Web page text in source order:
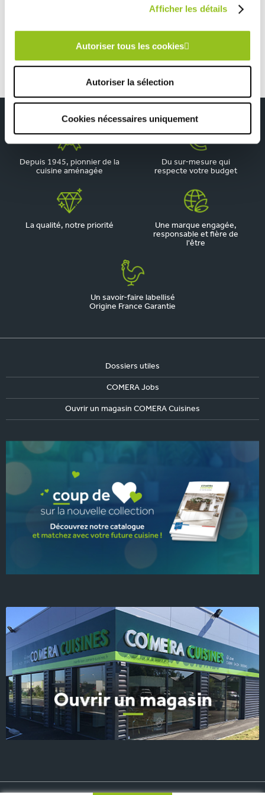
Afficher les détails
Autoriser tous les cookies
Autoriser la sélection
Cookies nécessaires uniquement
Depuis 1945, pionnier de la
cuisine aménagée
Du sur-mesure qui
respecte votre budget
La qualité, notre priorité
Une marque engagée,
responsable et fière de
l'être
Un savoir-faire labellisé
Origine France Garantie
Dossiers utiles
COMERA Jobs
Ouvrir un magasin COMERA Cuisines